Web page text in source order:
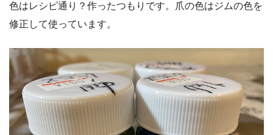
色はレシピ通り？作ったつもりです。爪の色はジムの色を
修正して使っています。